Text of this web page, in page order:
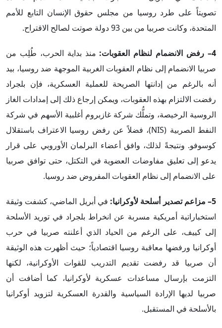
تصويتاً على طرد روسيا من مجلس حقوق الإنسان التابع للأمم
المتحدة، وكانت صربيا من بين 93 دولة صوتت لصالح الاقتراح.
4– رفض الانضمام لنظام العقوبات:
منذ بداية الحرب، طُلِب من
صربيا الانضمام إلى نظام العقوبات الغربية الموجهة ضد روسيا، بيد
أنه بالرغم من إدانتها الصريحة للعملية العسكرية، فإن بلجراد
رفضت الالتزام بهذه العقوبات، ويمكن إرجاع ذلك إلى إمدادات الغاز
الروسية الرخيصة، وتملُّك شركة غازبروم أغلبية الأسهم في شركة
النفط الصربية (NIS)، فضلاً عن رفض روسيا الاعتراف باستقلال
كوسوفو. ونتيجةً لذلك، وافق أعضاء البرلمان الأوروبي على قرار
يدعو إلى تعليق مفاوضات العضوية في التكتل، حتى توافق صربيا
على الانضمام إلى نظام العقوبات المفروض ضد روسيا.
5– مزاعم تصدير أسلحة لأوكرانيا: في أبريل الماضي، كشفت وثيقة
استخباراتية أمريكية مسربة عن انخراط بلجراد في توريد الأسلحة
إلى كييف، على الرغم من الحياد الذي أعلنته صربيا في حرب
أوكرانيا ورفضها معاقبة روسيا اقتصادياً؛ حيث أظهرت هذه الوثيقة
أن صربيا قد رفضت تقديم التدريب للقوات الأوكرانية، لكنها
التزمت بإرسال مساعدات عسكرية لأوكرانيا، كما أضافت أن
صربيا لديها الإرادة السياسية والقدرة العسكرية لتزويد أوكرانيا
بالأسلحة في المستقبل.